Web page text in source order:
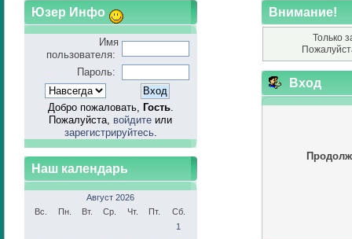
Юзер Инфо
Имя
пользователя:
Пароль:
Добро пожаловать, Гость.
Пожалуйста, войдите или
зарегистрируйтесь.
Наш календарь
Август 2026
Вс.
Пн. Вт. Ср. Чт. Пт.
Сб.
1
Внимание!
Только
Вход